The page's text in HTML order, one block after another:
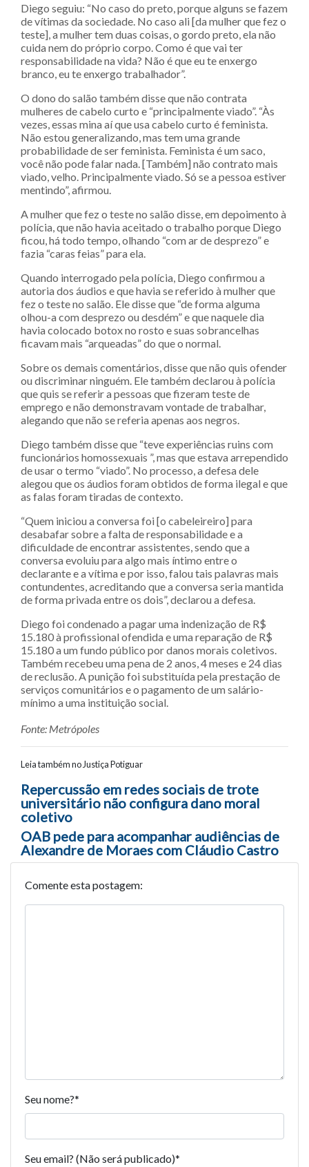
Diego seguiu: “No caso do preto, porque alguns se fazem
de vítimas da sociedade. No caso ali [da mulher que fez o
teste], a mulher tem duas coisas, o gordo preto, ela não
cuida nem do próprio corpo. Como é que vai ter
responsabilidade na vida? Não é que eu te enxergo
branco, eu te enxergo trabalhador”.
O dono do salão também disse que não contrata
mulheres de cabelo curto e “principalmente viado”. “Às
vezes, essas mina aí que usa cabelo curto é feminista.
Não estou generalizando, mas tem uma grande
probabilidade de ser feminista. Feminista é um saco,
você não pode falar nada. [Também] não contrato mais
viado, velho. Principalmente viado. Só se a pessoa estiver
mentindo”, afirmou.
A mulher que fez o teste no salão disse, em depoimento à
polícia, que não havia aceitado o trabalho porque Diego
ficou, há todo tempo, olhando “com ar de desprezo” e
fazia “caras feias” para ela.
Quando interrogado pela polícia, Diego confirmou a
autoria dos áudios e que havia se referido à mulher que
fez o teste no salão. Ele disse que “de forma alguma
olhou-a com desprezo ou desdém” e que naquele dia
havia colocado botox no rosto e suas sobrancelhas
ficavam mais “arqueadas” do que o normal.
Sobre os demais comentários, disse que não quis ofender
ou discriminar ninguém. Ele também declarou à polícia
que quis se referir a pessoas que fizeram teste de
emprego e não demonstravam vontade de trabalhar,
alegando que não se referia apenas aos negros.
Diego também disse que “teve experiências ruins com
funcionários homossexuais ”, mas que estava arrependido
de usar o termo “viado”. No processo, a defesa dele
alegou que os áudios foram obtidos de forma ilegal e que
as falas foram tiradas de contexto.
“Quem iniciou a conversa foi [o cabeleireiro] para
desabafar sobre a falta de responsabilidade e a
dificuldade de encontrar assistentes, sendo que a
conversa evoluiu para algo mais íntimo entre o
declarante e a vítima e por isso, falou tais palavras mais
contundentes, acreditando que a conversa seria mantida
de forma privada entre os dois”, declarou a defesa.
Diego foi condenado a pagar uma indenização de R$
15.180 à profissional ofendida e uma reparação de R$
15.180 a um fundo público por danos morais coletivos.
Também recebeu uma pena de 2 anos, 4 meses e 24 dias
de reclusão. A punição foi substituída pela prestação de
serviços comunitários e o pagamento de um salário-
mínimo a uma instituição social.
Fonte: Metrópoles
Leia também no Justiça Potiguar
Navegação entre posts
Repercussão em redes sociais de trote
universitário não configura dano moral
coletivo
OAB pede para acompanhar audiências de
Alexandre de Moraes com Cláudio Castro
Comente esta postagem:
Seu nome?*
Seu email? (Não será publicado)*